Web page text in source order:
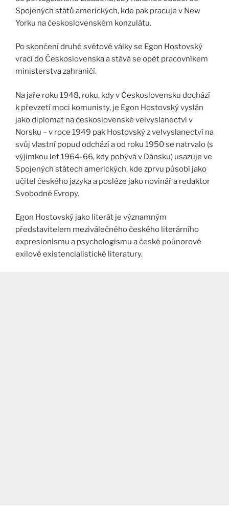
Spojených států amerických, kde pak pracuje v New
Yorku na československém konzulátu.
Po skončení druhé světové války se Egon Hostovský
vrací do Československa a stává se opět pracovníkem
ministerstva zahraničí.
Na jaře roku 1948, roku, kdy v Československu dochází
k převzetí moci komunisty, je Egon Hostovský vyslán
jako diplomat na československé velvyslanectví v
Norsku – v roce 1949 pak Hostovský z velvyslanectví na
svůj vlastní popud odchází a od roku 1950 se natrvalo (s
výjimkou let 1964-66, kdy pobývá v Dánsku) usazuje ve
Spojených státech amerických, kde zprvu působí jako
učitel českého jazyka a posléze jako novinář a redaktor
Svobodné Evropy.
Egon Hostovský jako literát je významným
představitelem meziválečného českého literárního
expresionismu a psychologismu a české poúnorové
exilové existencialistické literatury.